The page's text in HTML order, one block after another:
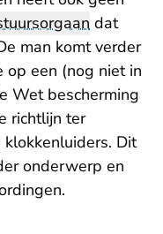
dat
man komt verder
op een (nog niet in
Wet bescherming
richtlijn ter
klokkenluiders. Dit
onderwerp en